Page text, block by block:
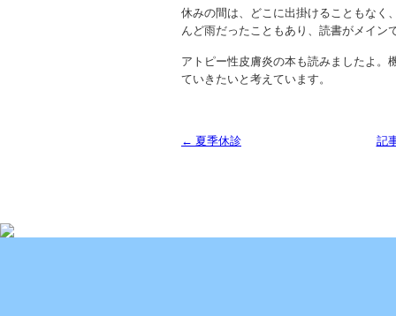
休みの間は、どこに出掛けることもなく
んど雨だったこともあり、読書がメイン
アトピー性皮膚炎の本も読みましたよ。
ていきたいと考えています。
← 夏季休診 記